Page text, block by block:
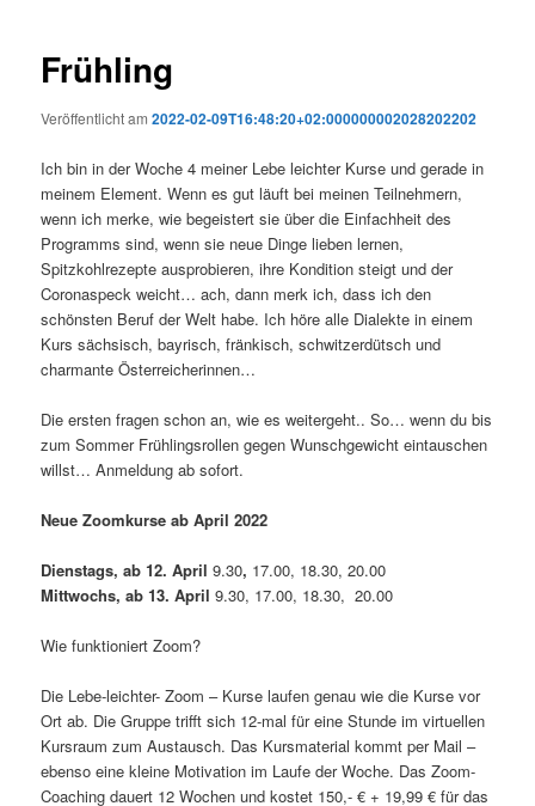
Frühling
Veröffentlicht am2022-02-09T16:48:20+02:000000002028202202
Ich bin in der Woche 4 meiner Lebe leichter Kurse und gerade in
meinem Element. Wenn es gut läuft bei meinen Teilnehmern,
wenn ich merke, wie begeistert sie über die Einfachheit des
Programms sind, wenn sie neue Dinge lieben lernen,
Spitzkohlrezepte ausprobieren, ihre Kondition steigt und der
Coronaspeck weicht… ach, dann merk ich, dass ich den
schönsten Beruf der Welt habe. Ich höre alle Dialekte in einem
Kurs sächsisch, bayrisch, fränkisch, schwitzerdütsch und
charmante Österreicherinnen…
Die ersten fragen schon an, wie es weitergeht.. So… wenn du bis
zum Sommer Frühlingsrollen gegen Wunschgewicht eintauschen
willst… Anmeldung ab sofort.
Neue Zoomkurse ab April 2022
Dienstags, ab 12. April9.30, 17.00, 18.30, 20.00
Mittwochs,ab 13. April 9.30, 17.00, 18.30, 20.00
Wie funktioniert Zoom?
Die Lebe-leichter- Zoom – Kurse laufen genau wie die Kurse vor
Ort ab. Die Gruppe trifft sich 12-mal für eine Stunde im virtuellen
Kursraum zum Austausch. Das Kursmaterial kommt per Mail –
ebenso eine kleine Motivation im Laufe der Woche. Das Zoom-
Coaching dauert 12 Wochen und kostet 150,- € + 19,99 € für das